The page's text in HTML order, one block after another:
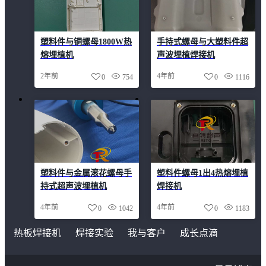
塑料件与铜螺母1800W热
熔埋植机
2年前 754
0
手持式螺母与大塑料件超
声波埋植焊接机
4年前 1116
0
塑料件与金属滚花螺母手
持式超声波埋植机
4年前 1042
0
塑料件螺母1出4热熔埋植
焊接机
4年前 1183
0
热板焊接机 焊接实验 我与客户 成长点滴